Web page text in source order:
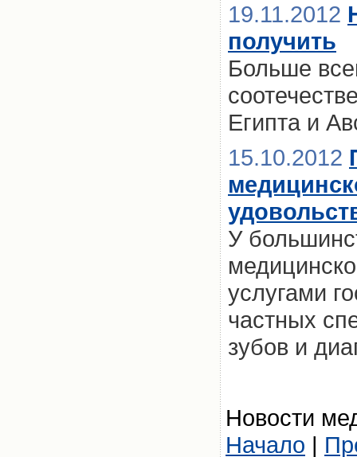
19.11.2012
получить
Больше
Египта и
15.10.2012
У
услугами
частных
зубов и
Новости
Начало |